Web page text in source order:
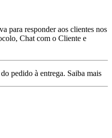
para responder aos clientes nos
Chat com o Cliente e
pedido à entrega. Saiba mais